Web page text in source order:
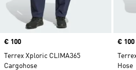
Price
€ 100
Terrex Xploric CLIMA365
Cargohose
Price
€ 100
Hose